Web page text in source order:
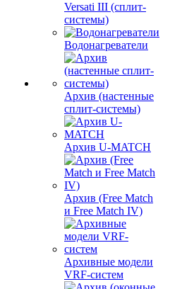
Versati III (сплит-
системы)
Водонагреватели
Архив (настенные
сплит-системы)
Архив U-MATCH
Архив (Free Match
и Free Match IV)
Архивные модели
VRF-систем